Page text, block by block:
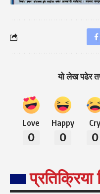
यो लेख पढेर
Love
0
Happy
0
Cry
0
प्रतिक्रिया